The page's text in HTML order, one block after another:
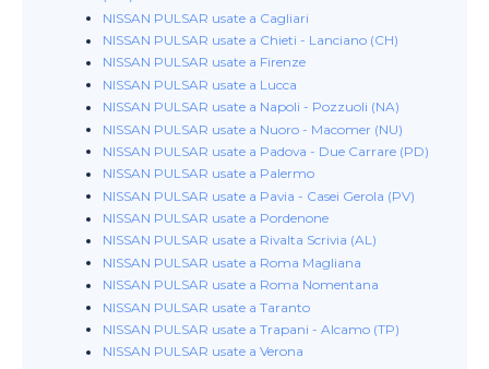
NISSAN PULSAR usate a Cagliari
NISSAN PULSAR usate a Chieti - Lanciano (CH)
NISSAN PULSAR usate a Firenze
NISSAN PULSAR usate a Lucca
NISSAN PULSAR usate a Napoli - Pozzuoli (NA)
NISSAN PULSAR usate a Nuoro - Macomer (NU)
NISSAN PULSAR usate a Padova - Due Carrare (PD)
NISSAN PULSAR usate a Palermo
NISSAN PULSAR usate a Pavia - Casei Gerola (PV)
NISSAN PULSAR usate a Pordenone
NISSAN PULSAR usate a Rivalta Scrivia (AL)
NISSAN PULSAR usate a Roma Magliana
NISSAN PULSAR usate a Roma Nomentana
NISSAN PULSAR usate a Taranto
NISSAN PULSAR usate a Trapani - Alcamo (TP)
NISSAN PULSAR usate a Verona